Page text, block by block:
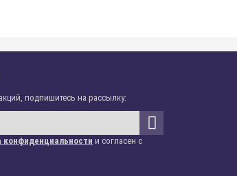
подпишитесь на рассылку:
конфиденциальности и согласен с